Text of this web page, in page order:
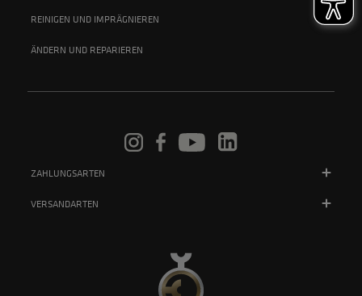
REINIGEN UND IMPRÄGNIEREN
ÄNDERN UND REPARIEREN
ZAHLUNGSARTEN
VERSANDARTEN